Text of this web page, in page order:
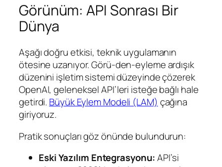
Görünüm: API Sonrası Bir
Dünya
Aşağı doğru etkisi, teknik uygulamanın
ötesine uzanıyor. Görü-den-eyleme ardışık
düzenini işletim sistemi düzeyinde çözerek
OpenAI, geleneksel API’leri isteğe bağlı hale
getirdi. Büyük Eylem Modeli (LAM) çağına
giriyoruz.
Pratik sonuçları göz önünde bulundurun:
Eski Yazılım Entegrasyonu:API’si